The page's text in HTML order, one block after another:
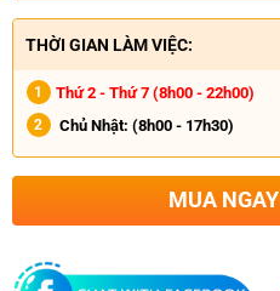
THỜI GIAN LÀM VIỆC:
Thứ 2 - Thứ 7 (8h00 - 22h00)
Chủ Nhật: (8h00 - 17h30)
MUA NGAY